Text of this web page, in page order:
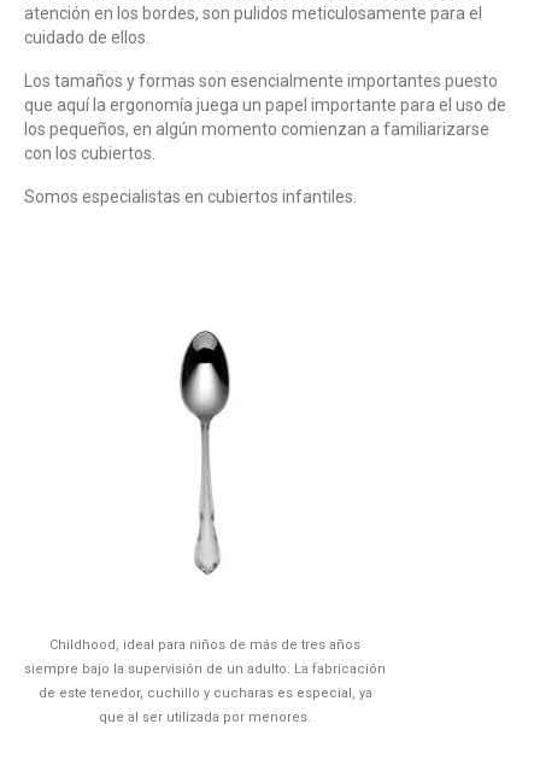
atención en los bordes, son pulidos meticulosamente para el
cuidado de ellos.
Los tamaños y formas son esencialmente importantes puesto
que aquí la ergonomía juega un papel importante para el uso de
los pequeños, en algún momento comienzan a familiarizarse
con los cubiertos.
Somos especialistas en cubiertos infantiles.
Childhood, ideal para niños de más de tres años
siempre bajo la supervisión de un adulto. La fabricación
de este tenedor, cuchillo y cucharas es especial, ya
que al ser utilizada por menores.